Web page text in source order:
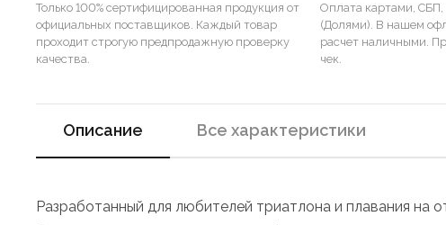
Только 100% сертифицированная продукция от
официальных поставщиков. Каждый товар
проходит строгую предпродажную проверку
качества.
Оплата картами, СБП,
(Долями). В нашем
расчет наличными.
чек.
Описание Все характеристики
Разработанный для любителей триатлона и плавания на